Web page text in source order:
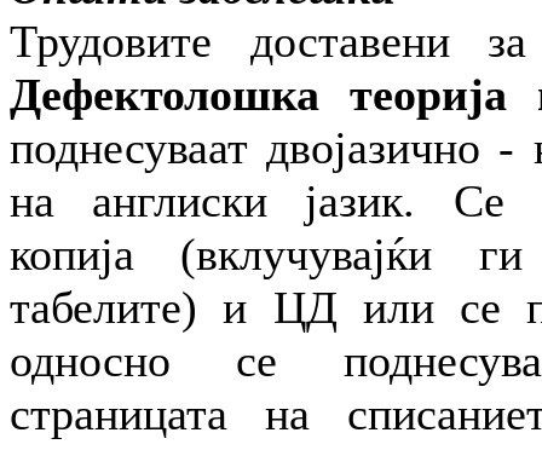
Трудовите доставени
Дефектолошка
поднесуваат двојазично
на англиски јазик. Се
копија (вклучувајќи
табелите) и ЦД или се
односно се
страницата на